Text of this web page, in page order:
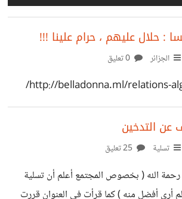
: حلال عليهم ، حرام علينا !!!
الجزائر
http://belladonna.ml/relations-
عن التدخين
تسلية
رحمة الله ( بخصوص المجتمع أعلم أن تسلية
أرى أفضل منه ) كما قرأت في العنوان قررت